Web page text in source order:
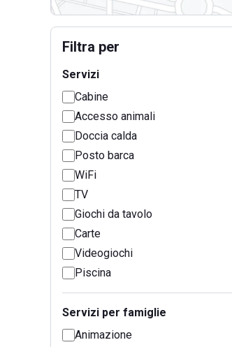
Filtra per
Servizi
Cabine
Accesso animali
Doccia calda
Posto barca
WiFi
TV
Giochi da tavolo
Carte
Videogiochi
Piscina
Servizi per famiglie
Animazione